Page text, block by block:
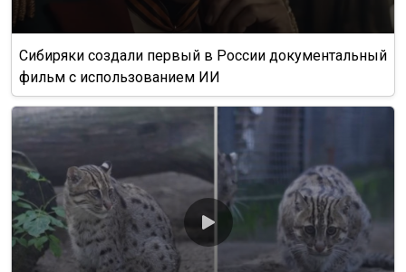
Сибиряки создали первый в России документальный
фильм с использованием ИИ